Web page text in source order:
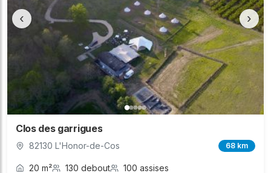
‹ ›
Clos des garrigues
82130 L'Honor-de-Cos 68 km
20 m² 130 debout 100 assises